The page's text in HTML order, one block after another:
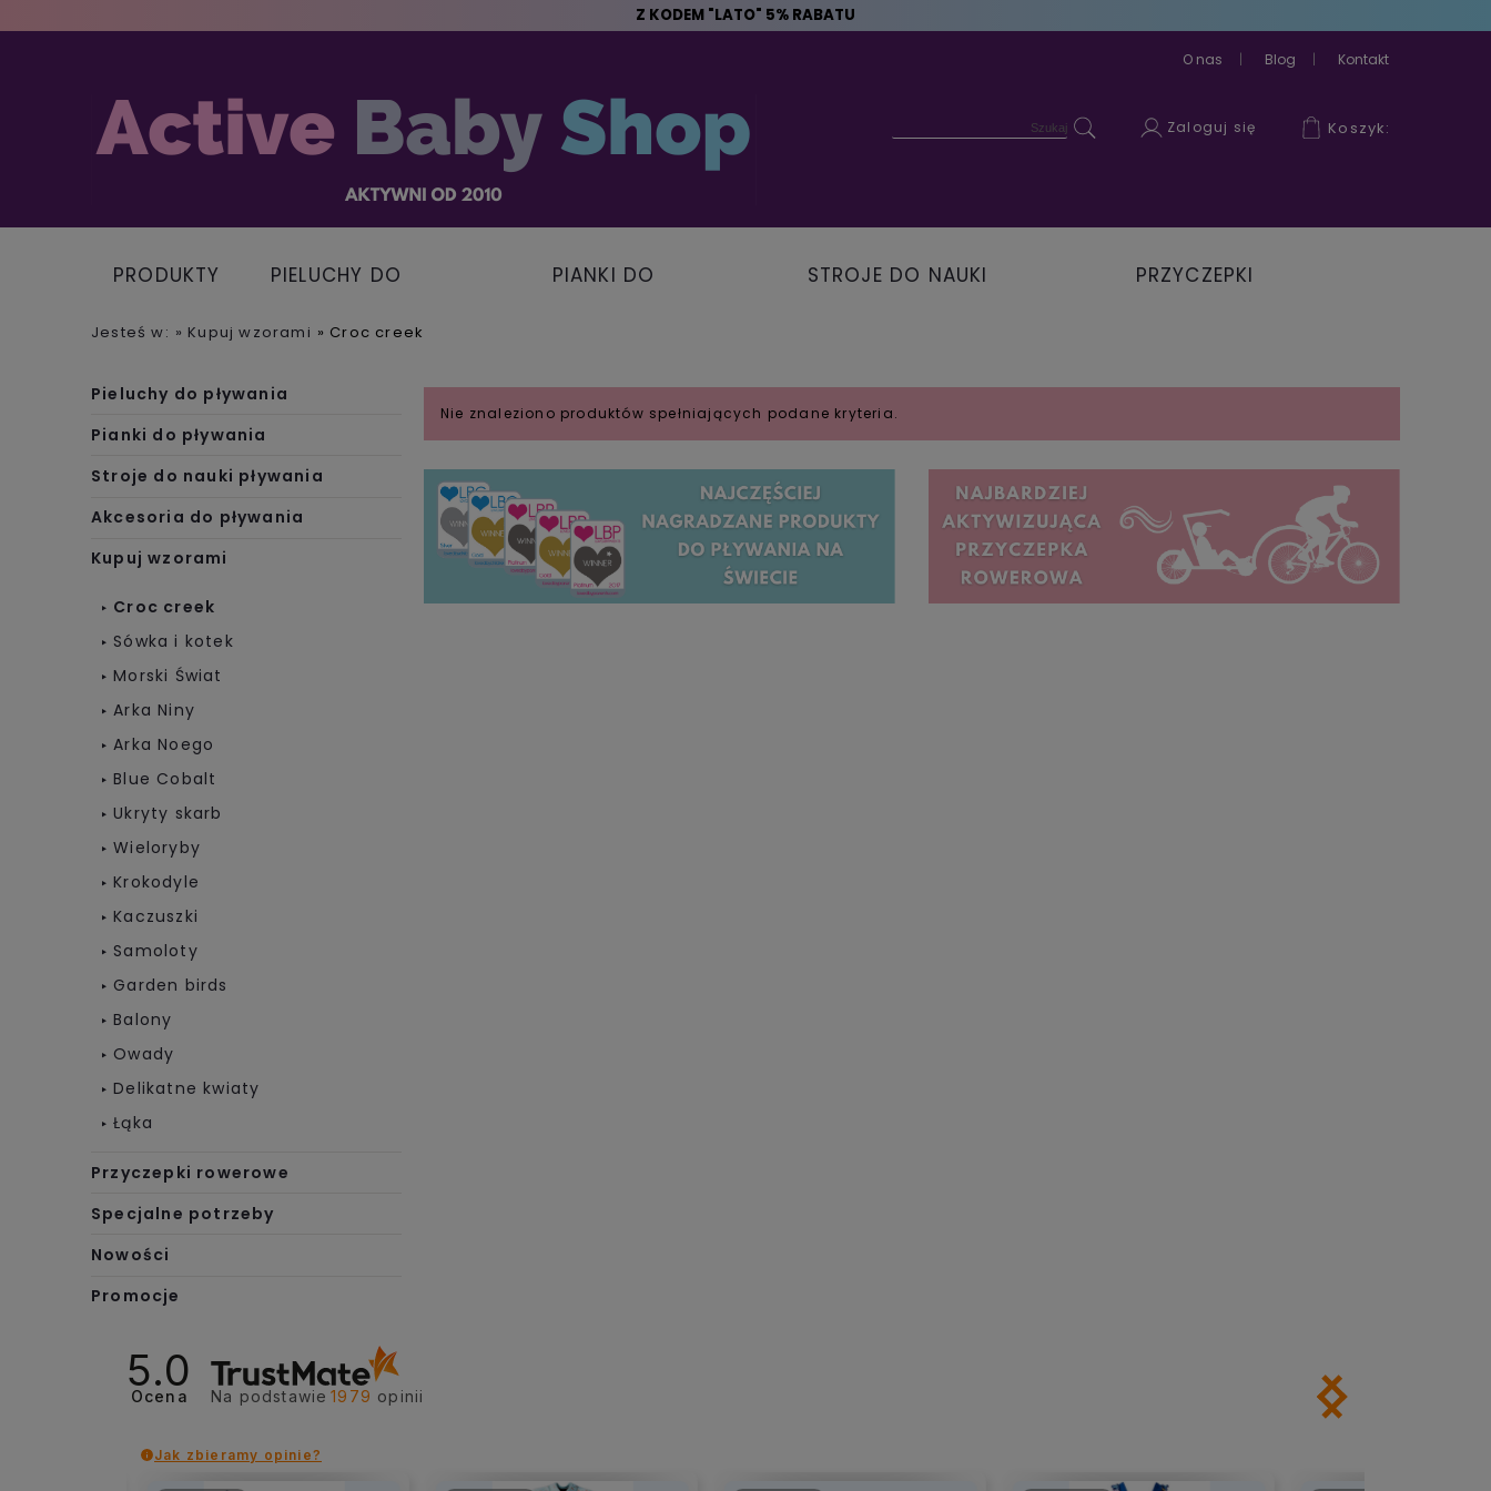
Z KODEM "LATO" 5% RABATU
O nas Blog Kontakt
Koszyk:
Zaloguj się
PRODUKTY
PIELUCHY DO
PIANKI DO
STROJE DO NAUKI
PRZYCZEPKI
Jesteś w: » Kupuj wzorami » Croc creek
Pieluchy do pływania
Pianki do pływania
Stroje do nauki pływania
Akcesoria do pływania
Kupuj wzorami
Croc creek
Sówka i kotek
Morski Świat
Arka Niny
Arka Noego
Blue Cobalt
Ukryty skarb
Wieloryby
Krokodyle
Kaczuszki
Samoloty
Garden birds
Balony
Owady
Delikatne kwiaty
Łąka
Przyczepki rowerowe
Specjalne potrzeby
Nowości
Promocje
Nie znaleziono produktów spełniających podane kryteria.
5.0
Ocena Na podstawie 1979 opinii
Jak zbieramy opinie?